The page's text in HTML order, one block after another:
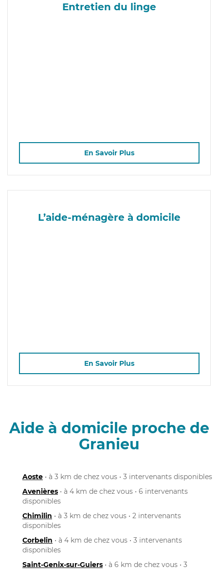
Entretien du linge
En Savoir Plus
L’aide-ménagère à domicile
En Savoir Plus
Aide à domicile proche de
Granieu
Aoste • à 3 km de chez vous • 3 intervenants disponibles
Avenières • à 4 km de chez vous • 6 intervenants
disponibles
Chimilin • à 3 km de chez vous • 2 intervenants
disponibles
Corbelin • à 4 km de chez vous • 3 intervenants
disponibles
Saint-Genix-sur-Guiers • à 6 km de chez vous • 3